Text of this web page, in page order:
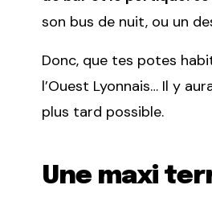
son bus de nuit, ou un
Donc, que tes potes
l’Ouest Lyonnais… Il y
plus tard possible.
Une maxi